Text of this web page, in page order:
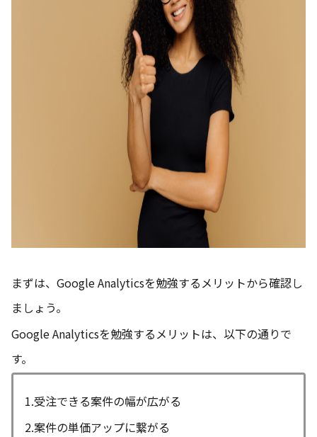
まずは、Google Analyticsを勉強するメリットから確認し
ましょう。
Google Analyticsを勉強するメリットは、以下の通りで
す。
1.受注できる案件の幅が広がる
2.案件の単価アップに繋がる